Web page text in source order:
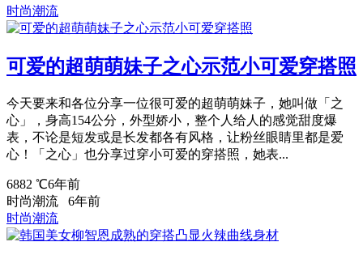
时尚潮流
可爱的超萌萌妹子之心示范小可爱穿搭照
今天要来和各位分享一位很可爱的超萌萌妹子，她叫做「之
心」，身高154公分，外型娇小，整个人给人的感觉甜度爆
表，不论是短发或是长发都各有风格，让粉丝眼睛里都是爱
心！「之心」也分享过穿小可爱的穿搭照，她表...
6882 ℃6年前
时尚潮流
6年前
时尚潮流